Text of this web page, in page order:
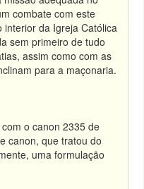
combate com este
interior da Igreja Católica
sem primeiro de tudo
assim como com as
para a maçonaria.
o canon 2335 de
canon, que tratou do
uma formulação